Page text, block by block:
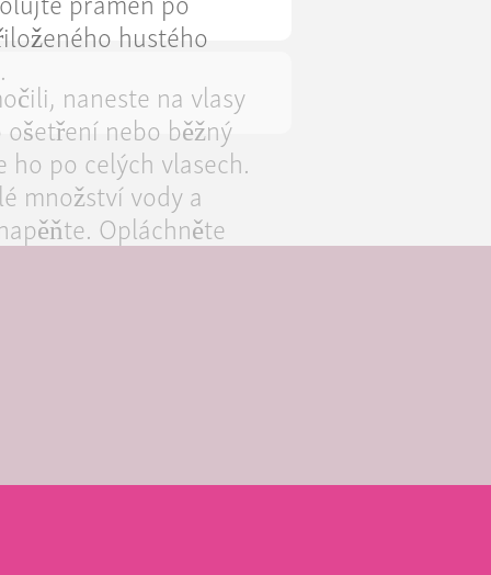
hustého
naneste na vlasy
nebo běžný
po celých vlasech.
množství vody a
Opláchněte